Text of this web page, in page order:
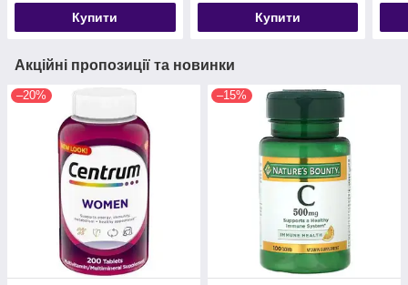
Купити Купити
Акційні пропозиції та новинки
–20% –15%